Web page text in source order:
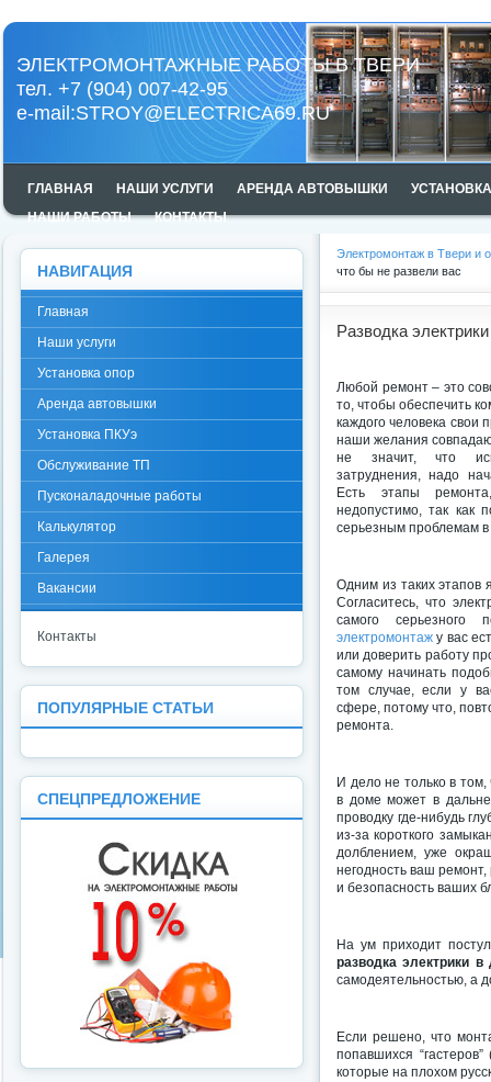
ЭЛЕКТРОМОНТАЖНЫЕ РАБОТЫ В ТВЕРИ
тел. +7 (904) 007-42-95
e-mail:STROY@ELECTRICA69.RU
ГЛАВНАЯ НАШИ УСЛУГИ АРЕНДА АВТОВЫШКИ
НАШИ РАБОТЫ
КОНТАКТЫ
Электромонтаж в Твери и
что бы не развели вас
Разводка
Любой ремонт – это
то, чтобы обеспечить
каждого человека свои
наши желания
не значит, что
затруднения, надо
Есть этапы
недопустимо, так как
серьезным проблемам
Одним из таких этапов
Согласитесь, что
самого серьезного
электромонтаж у вас
или доверить работу
самому начинать
том случае, если у
сфере, потому что,
ремонта.
И дело не только в том,
в доме может в
проводку где-нибудь
из-за короткого
долблением, уже
негодность ваш
и безопасность ваших
На ум приходит
разводка электрики в
самодеятельностью, а
Если решено, что
попавшихся
которые на плохом
НАВИГАЦИЯ
Главная
Наши услуги
Установка опор
Аренда автовышки
Установка ПКУэ
Обслуживание ТП
Пусконаладочные работы
Калькулятор
Галерея
Вакансии
Контакты
ПОПУЛЯРНЫЕ СТАТЬИ
СПЕЦПРЕДЛОЖЕНИЕ